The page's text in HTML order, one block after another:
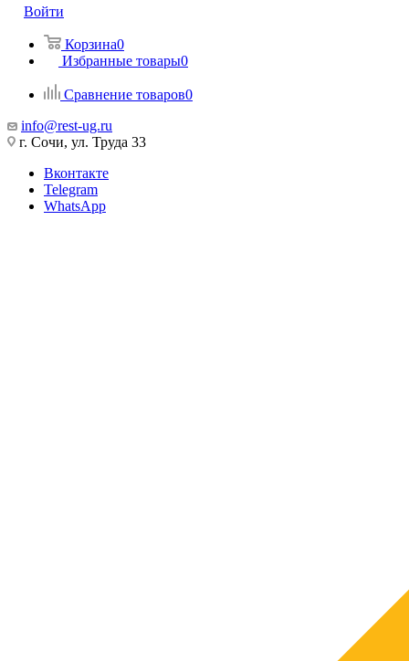
Войти
Корзина0
Избранные товары0
Сравнение товаров0
info@rest-ug.ru
г. Сочи, ул. Труда 33
Вконтакте
Telegram
WhatsApp